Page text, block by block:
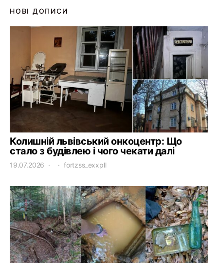
НОВІ ДОПИСИ
Колишній львівський онкоцентр: Що
стало з будівлею і чого чекати далі
19.07.2026 fortzss_exxpll